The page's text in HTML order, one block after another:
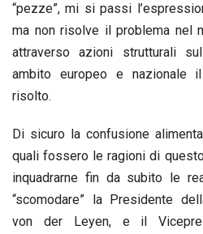
“pezze”, mi si passi
ma non risolve il problema nel
attraverso azioni strutturali
ambito europeo e nazionale
risolto.
Di sicuro la confusione
quali fossero le ragioni di
inquadrarne fin da subito le
“scomodare” la Presidente
von der Leyen, e il